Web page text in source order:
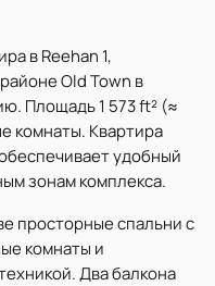
в Reehan 1,
Old Town в
Площадь 1 573 ft² (≈
комнаты. Квартира
удобный
зонам комплекса.
просторные спальни с
комнаты и
Два балкона